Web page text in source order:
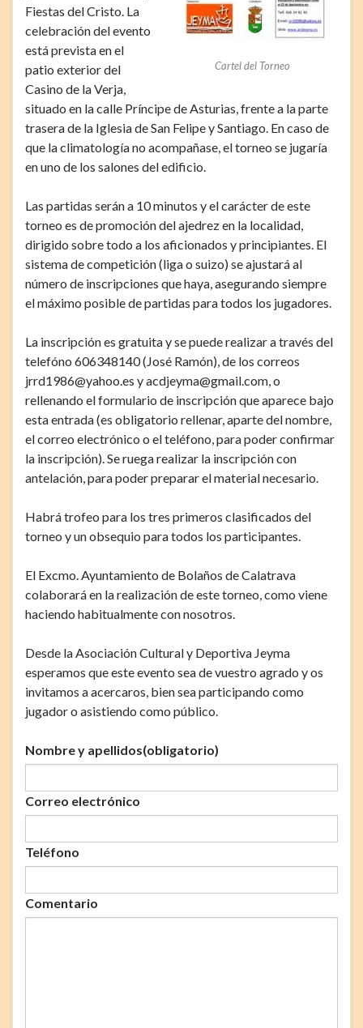
Cartel del Torneo
Fiestas del Cristo. La
celebración del evento
está prevista en el
patio exterior del
Casino de la Verja,
situado en la calle Príncipe de Asturias, frente a la parte
trasera de la Iglesia de San Felipe y Santiago. En caso de
que la climatología no acompañase, el torneo se jugaría
en uno de los salones del edificio.
Las partidas serán a 10 minutos y el carácter de este
torneo es de promoción del ajedrez en la localidad,
dirigido sobre todo a los aficionados y principiantes. El
sistema de competición (liga o suizo) se ajustará al
número de inscripciones que haya, asegurando siempre
el máximo posible de partidas para todos los jugadores.
La inscripción es gratuita y se puede realizar a través del
telefóno 606348140 (José Ramón), de los correos
jrrd1986@yahoo.es y acdjeyma@gmail.com, o
rellenando el formulario de inscripción que aparece bajo
esta entrada (es obligatorio rellenar, aparte del nombre,
el correo electrónico o el teléfono, para poder confirmar
la inscripción). Se ruega realizar la inscripción con
antelación, para poder preparar el material necesario.
Habrá trofeo para los tres primeros clasificados del
torneo y un obsequio para todos los participantes.
El Excmo. Ayuntamiento de Bolaños de Calatrava
colaborará en la realización de este torneo, como viene
haciendo habitualmente con nosotros.
Desde la Asociación Cultural y Deportiva Jeyma
esperamos que este evento sea de vuestro agrado y os
invitamos a acercaros, bien sea participando como
jugador o asistiendo como público.
Nombre y apellidos(obligatorio)
Correo electrónico
Teléfono
Comentario